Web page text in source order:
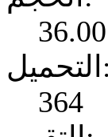
التحميل:
364